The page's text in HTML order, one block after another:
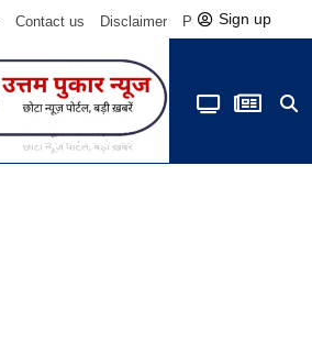
Contact us Disclaimer Privacy Policy
Sign up